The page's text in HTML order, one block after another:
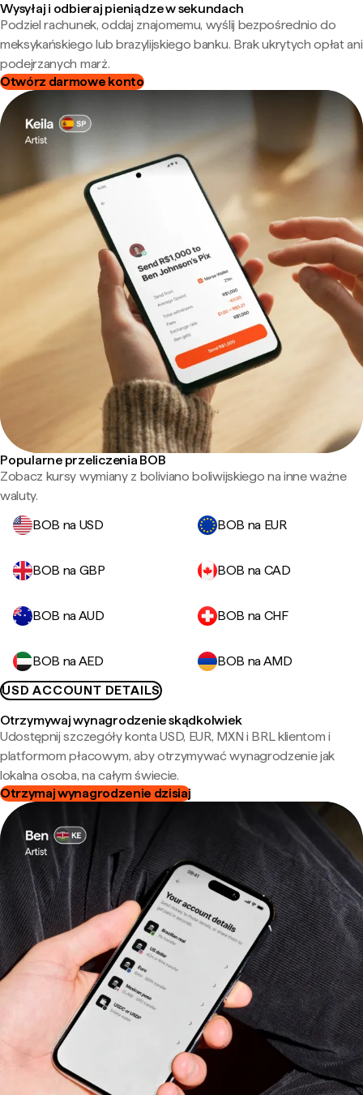
Wysyłaj i odbieraj pieniądze w sekundach
Podziel rachunek, oddaj znajomemu, wyślij bezpośrednio do
meksykańskiego lub brazylijskiego banku. Brak ukrytych opłat ani
podejrzanych marż.
Otwórz darmowe konto
Popularne przeliczenia BOB
Zobacz kursy wymiany z boliviano boliwijskiego na inne ważne
waluty.
BOB na USD
BOB na EUR
BOB na GBP BOB na CAD
BOB na AUD BOB na CHF
BOB na AED
BOB na AMD
USD ACCOUNT DETAILS
Otrzymywaj wynagrodzenie skądkolwiek
Udostępnij szczegóły konta USD, EUR, MXN i BRL klientom i
platformom płacowym, aby otrzymywać wynagrodzenie jak
lokalna osoba, na całym świecie.
Otrzymaj wynagrodzenie dzisiaj